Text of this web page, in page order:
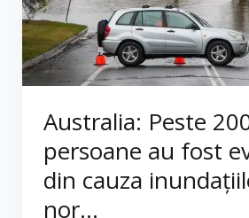
Australia: Peste
persoane au fost
din cauza
nor...